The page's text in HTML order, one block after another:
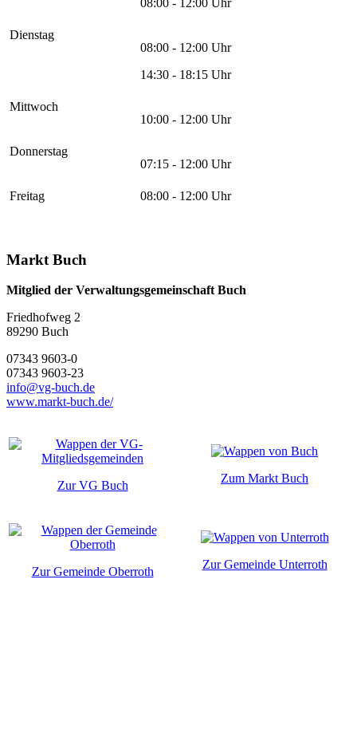
Dienstag
08:00 - 12:00 Uhr
14:30 - 18:15 Uhr
Mittwoch
10:00 - 12:00 Uhr
Donnerstag
07:15 - 12:00 Uhr
Freitag 08:00 - 12:00 Uhr
Markt Buch
Mitglied der Verwaltungsgemeinschaft Buch
Friedhofweg 2
89290 Buch
07343 9603-0
07343 9603-23
info@vg-buch.de
www.markt-buch.de/
Zur VG Buch
Zum Markt Buch
Zur Gemeinde Oberroth
Zur Gemeinde Unterroth